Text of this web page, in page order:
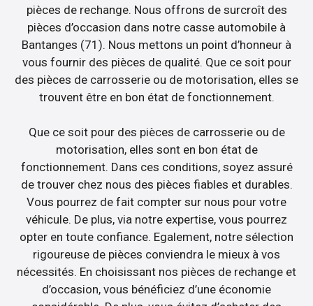
pièces de rechange. Nous offrons de surcroît des
pièces d’occasion dans notre casse automobile à
Bantanges (71). Nous mettons un point d’honneur à
vous fournir des pièces de qualité. Que ce soit pour
des pièces de carrosserie ou de motorisation, elles se
trouvent être en bon état de fonctionnement.
Que ce soit pour des pièces de carrosserie ou de
motorisation, elles sont en bon état de
fonctionnement. Dans ces conditions, soyez assuré
de trouver chez nous des pièces fiables et durables.
Vous pourrez de fait compter sur nous pour votre
véhicule. De plus, via notre expertise, vous pourrez
opter en toute confiance. Egalement, notre sélection
rigoureuse de pièces conviendra le mieux à vos
nécessités. En choisissant nos pièces de rechange et
d’occasion, vous bénéficiez d’une économie